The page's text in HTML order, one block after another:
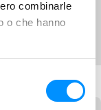
combinarle
o che hanno